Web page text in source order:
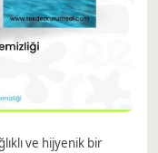
ve hijyenik bir